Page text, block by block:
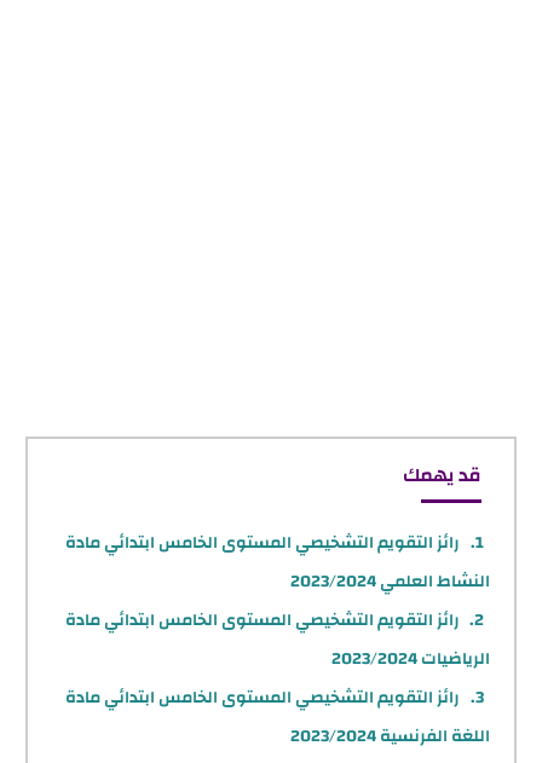
قد يهمك
رائز التقويم التشخيصي المستوى الخامس ابتدائي مادة
النشاط العلمي 2023/2024
رائز التقويم التشخيصي المستوى الخامس ابتدائي مادة
الرياضيات 2023/2024
رائز التقويم التشخيصي المستوى الخامس ابتدائي مادة
اللغة الفرنسية 2023/2024